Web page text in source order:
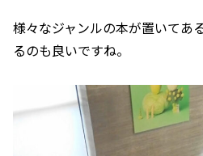
様々なジャンルの本が置いてあ
るのも良いですね。